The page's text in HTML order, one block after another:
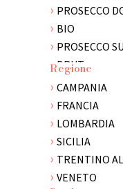
SPERI
SUTTO
TASCA
TENUTA
TENUTA SAN
TENUTE
TENUTE
PROSECCO
BIO
PROSECCO
BRUT
IDEE REGALO
Regione
CAMPANIA
FRANCIA
LOMBARDIA
SICILIA
TRENTINO
VENETO